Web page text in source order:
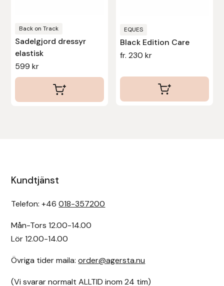
Back on Track
Sadelgjord dressyr
elastisk
599kr
EQUES
Black Edition Care
fr. 230 kr
produktsidan
Kundtjänst
Telefon: +46018-357200
Mån-Tors 12.00-14.00
Lör 12.00-14.00
Övriga tider maila:order@agersta.nu
(Vi svarar normalt ALLTID inom 24 tim)